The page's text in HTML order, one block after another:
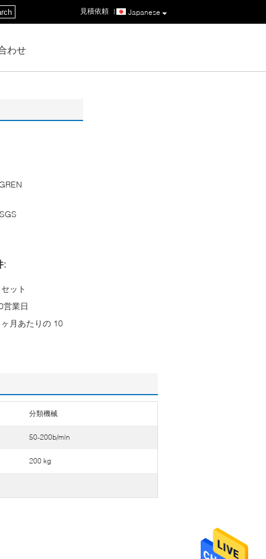
Japanese
見積依頼 |
わせ
:
ット
営業日
月あたりの 10
分類機械
50-200b/min
200 kg